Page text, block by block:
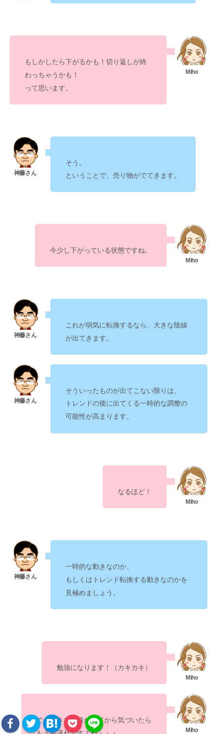
もしかしたら下がるかも！切り返しが終
わっちゃうかも！
って思います。
そう。
ということで、売り物がでてきます。
今少し下がっている状態ですね。
これが弱気に転換するなら、大きな陰線
が出てきます。
そういったものが出てこない限りは、
トレンドの後に出てくる一時的な調整の
可能性が高まります。
なるほど！
一時的な動きなのか、
もしくはトレンド転換する動きなのかを
見極めましょう。
勉強になります！（カキカキ）
でも大きな陰線が出てから気づいたら